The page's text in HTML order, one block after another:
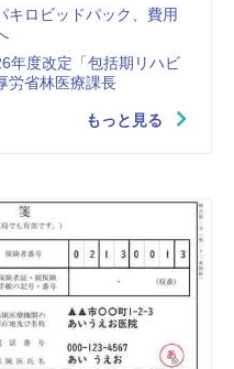
キロビッドパック、費用
年度改定「包括期リハビ
労省林医療課長
もっと見る